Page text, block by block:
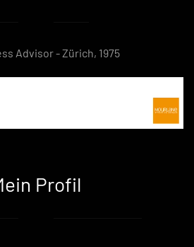
Advisor - Zürich, 1975
Profil